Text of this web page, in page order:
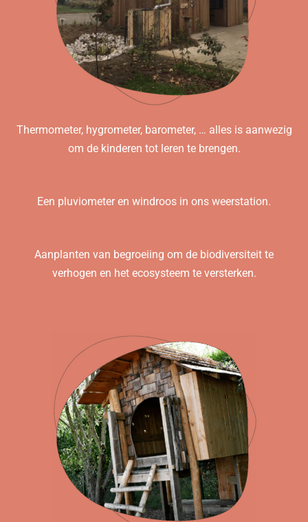
Thermometer, hygrometer, barometer, … alles is aanwezig
om de kinderen tot leren te brengen.
Een pluviometer en windroos in ons weerstation.
Aanplanten van begroeiing om de biodiversiteit te
verhogen en het ecosysteem te versterken.